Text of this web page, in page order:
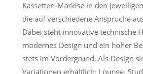
Kassetten-Markise in den
die auf verschiedene Ansprüche
Dabei steht innovative technische
modernes Design und ein hoher
stets im Vordergrund. Als Design
Variationen erhältlich: Lounge,